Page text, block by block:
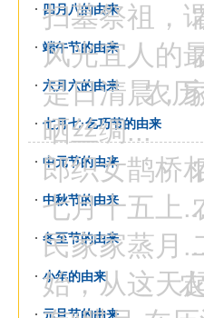
扫墓祭祖，
四月八的由来
农
风光宜人的
端午节的由来
农
是日清晨，
六月六的由来
农历
晒丝绸...
七月七·乞巧节的由来
郎织女鹊桥
中元节的由来
农历
七月十五上
中秋节的由来
农历
民家家蒸月
冬至节的由来
二十
始，从这天
小年的由来
农历
元旦节的由来